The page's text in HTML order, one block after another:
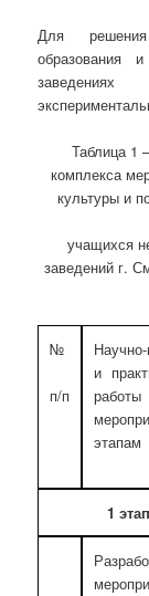
Для решения
образования
заведениях
Таблица 1
комплекса
культуры и
учащихся
заведений г.
№
п/п
и
этапам
1